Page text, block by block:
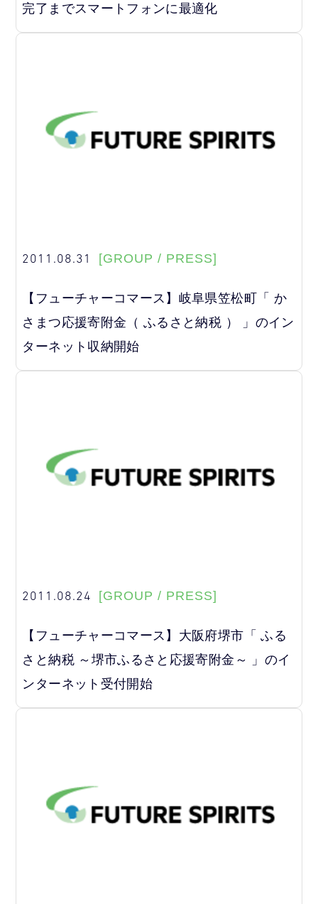
完了までスマートフォンに最適化
2011.08.31 [GROUP / PRESS]
【フューチャーコマース】岐阜県笠松町「 か
さまつ応援寄附金（ ふるさと納税 ） 」のイン
ターネット収納開始
2011.08.24 [GROUP / PRESS]
【フューチャーコマース】大阪府堺市「 ふる
さと納税 ～堺市ふるさと応援寄附金～ 」のイ
ンターネット受付開始